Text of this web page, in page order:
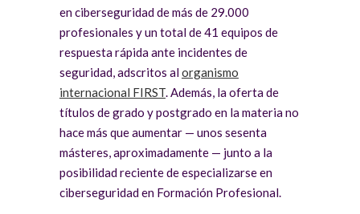
en ciberseguridad de más de 29.000
profesionales y un total de 41 equipos de
respuesta rápida ante incidentes de
seguridad, adscritos alorganismo
internacional FIRST. Además, la oferta de
títulos de grado y postgrado en la materia no
hace más que aumentar — unos sesenta
másteres, aproximadamente — junto a la
posibilidad reciente de especializarse en
ciberseguridad en Formación Profesional.